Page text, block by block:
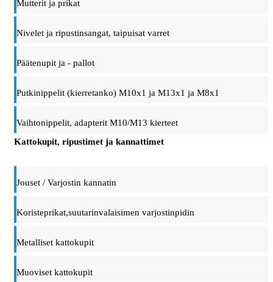
Mutterit ja prikat
Nivelet ja ripustinsangat, taipuisat varret
Päätenupit ja - pallot
Putkinippelit (kierretanko) M10x1 ja M13x1 ja M8x1
Vaihtonippelit, adapterit M10/M13 kierteet
Kattokupit, ripustimet ja kannattimet
Jouset / Varjostin kannatin
Koristeprikat,suutarinvalaisimen varjostinpidin
Metalliset kattokupit
Muoviset kattokupit